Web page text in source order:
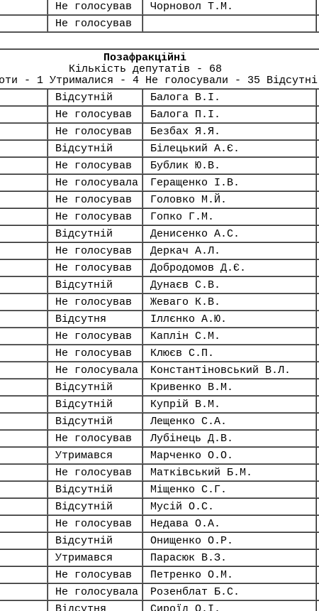
Не голосував Чорновол Т.М.
Не голосував
Позафракційні
Кількість депутатів - 68
- 1 Утрималися - 4 Не голосували - 35
Відсутній Балога В.І.
Не голосував Балога П.І.
Не голосував Безбах Я.Я.
Відсутній Білецький А.Є.
Не голосував Бублик Ю.В.
Не голосувала Геращенко І.В.
Не голосував Головко М.Й.
Не голосував Гопко Г.М.
Відсутній Денисенко А.С.
Не голосував Деркач А.Л.
Не голосував Добродомов Д.Є.
Відсутній Дунаєв С.В.
Не голосував Жеваго К.В.
Відсутня Іллєнко А.Ю.
Не голосував Каплін С.М.
Не голосував Клюєв С.П.
Не голосувала Константіновський В.Л.
Відсутній Кривенко В.М.
Відсутній Купрій В.М.
Відсутній Лещенко С.А.
Не голосував Лубінець Д.В.
Утримався Марченко О.О.
Не голосував Матківський Б.М.
Відсутній Міщенко С.Г.
Відсутній Мусій О.С.
Не голосував Недава О.А.
Відсутній Онищенко О.Р.
Утримався Парасюк В.З.
Не голосував Петренко О.М.
Не голосувала Розенблат Б.С.